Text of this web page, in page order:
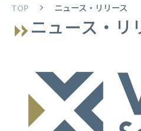
TOP ニュース・リリース
ニュース・リ